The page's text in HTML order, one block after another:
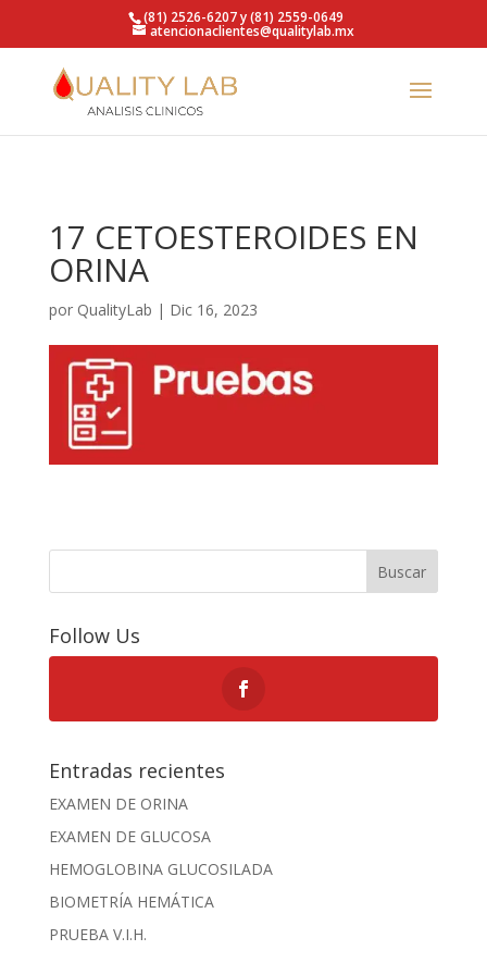
https://qualitylab.mx/(81) 2526-6207 y (81) 2559-0649
atencionaclientes@qualitylab.mx
17 CETOESTEROIDES EN
ORINA
por QualityLab | Dic 16, 2023
Buscar
Follow Us
Entradas recientes
EXAMEN DE ORINA
EXAMEN DE GLUCOSA
HEMOGLOBINA GLUCOSILADA
BIOMETRÍA HEMÁTICA
PRUEBA V.I.H.